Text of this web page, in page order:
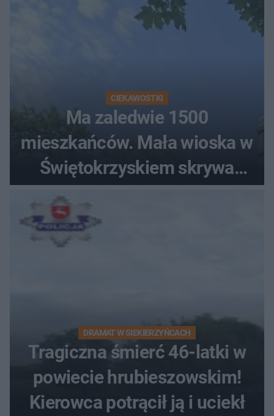
CIEKAWOSTKI
Ma zaledwie 1500
mieszkańców. Mała wioska w
Świętokrzyskiem skrywa
zabytki, bywał tu nawet król
DRAMAT W SIEKIERZYŃCACH
Tragiczna śmierć 46-latki w
powiecie hrubieszowskim!
Kierowca potrącił ją i uciekł